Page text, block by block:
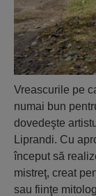
Vreascurile pe
numai bun
dovedeşte
Liprandi. Cu
început să
mistreţ, creat
sau fiinţe